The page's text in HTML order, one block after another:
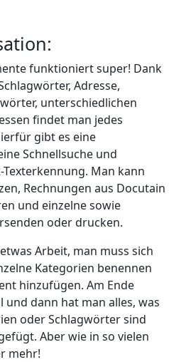
funktioniert super! Dank
Adresse,
unterschiedlichen
findet man jedes
gibt es eine
Schnellsuche und
Man kann
Rechnungen aus Docutain
und einzelne sowie
oder drucken.
Arbeit, man muss sich
Kategorien benennen
hinzufügen. Am Ende
dann hat man alles, was
oder Schlagwörter sind
Aber wie in so vielen
mehr!